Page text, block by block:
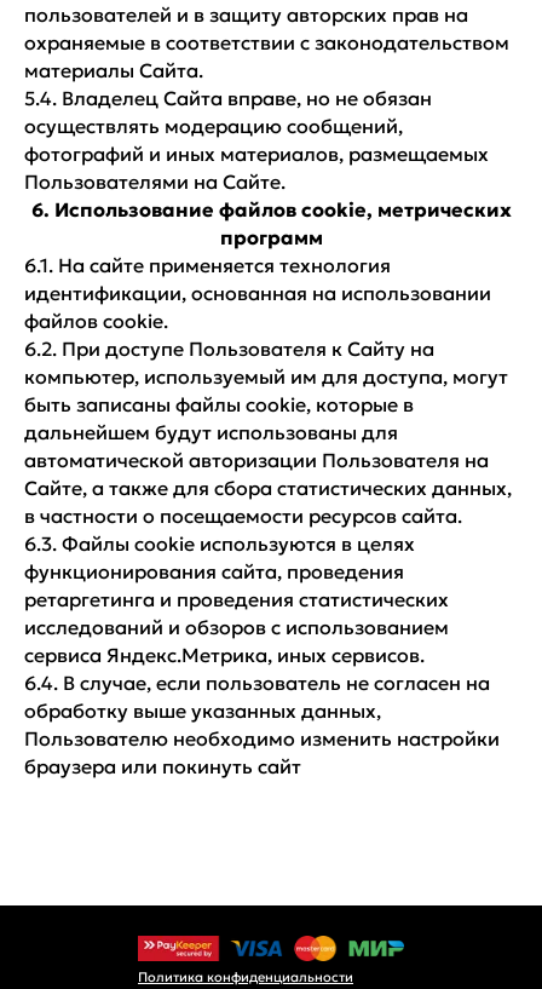
пользователей и в защиту авторских прав на
охраняемые в соответствии с законодательством
материалы Сайта.
5.4. Владелец Сайта вправе, но не обязан
осуществлять модерацию сообщений,
фотографий и иных материалов, размещаемых
Пользователями на Сайте.
6. Использование файлов cookie, метрических
программ
6.1. На сайте применяется технология
идентификации, основанная на использовании
файлов cookie.
6.2. При доступе Пользователя к Сайту на
компьютер, используемый им для доступа, могут
быть записаны файлы cookie, которые в
дальнейшем будут использованы для
автоматической авторизации Пользователя на
Сайте, а также для сбора статистических данных,
в частности о посещаемости ресурсов сайта.
6.3. Файлы cookie используются в целях
функционирования сайта, проведения
ретаргетинга и проведения статистических
исследований и обзоров с использованием
сервиса Яндекс.Метрика, иных сервисов.
6.4. В случае, если пользователь не согласен на
обработку выше указанных данных,
Пользователю необходимо изменить настройки
браузера или покинуть сайт
Политика конфиденциальности